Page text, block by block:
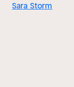
Sara Storm